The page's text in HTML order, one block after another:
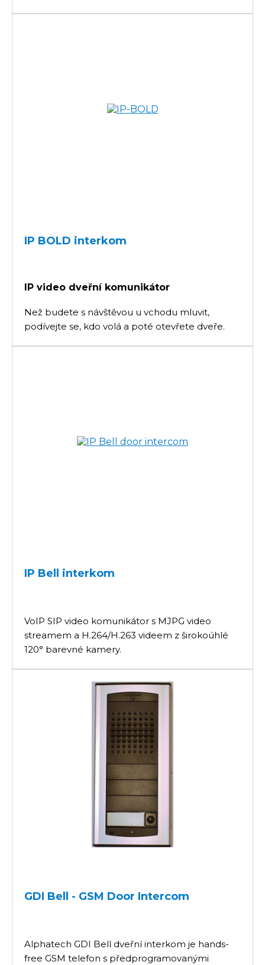
IP BOLD interkom
IP video dveřní komunikátor
Než budete s návštěvou u vchodu mluvit,
podívejte se, kdo volá a poté otevřete dveře.
IP Bell interkom
VoIP SIP video komunikátor s MJPG video
streamem a H.264/H.263 videem z širokoúhlé
120° barevné kamery.
GDI Bell - GSM Door Intercom
Alphatech GDI Bell dveřní interkom je hands-
free GSM telefon s předprogramovanými